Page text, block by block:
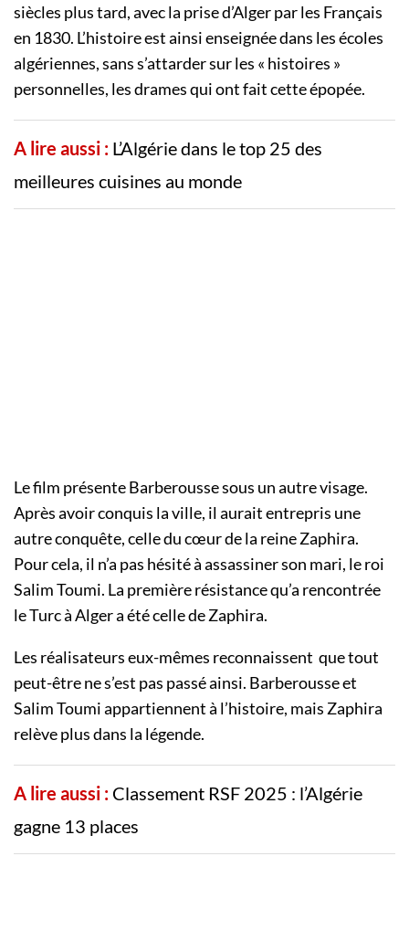
siècles plus tard, avec la prise d’Alger par les Français
en 1830. L’histoire est ainsi enseignée dans les écoles
algériennes, sans s’attarder sur les « histoires »
personnelles, les drames qui ont fait cette épopée.
A lire aussi : L’Algérie dans le top 25 des
meilleures cuisines au monde
Le film présente Barberousse sous un autre visage.
Après avoir conquis la ville, il aurait entrepris une
autre conquête, celle du cœur de la reine Zaphira.
Pour cela, il n’a pas hésité à assassiner son mari, le roi
Salim Toumi. La première résistance qu’a rencontrée
le Turc à Alger a été celle de Zaphira.
Les réalisateurs eux-mêmes reconnaissent que tout
peut-être ne s’est pas passé ainsi. Barberousse et
Salim Toumi appartiennent à l’histoire, mais Zaphira
relève plus dans la légende.
A lire aussi : Classement RSF 2025 : l’Algérie
gagne 13 places